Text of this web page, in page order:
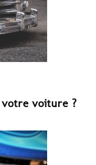
voiture ?